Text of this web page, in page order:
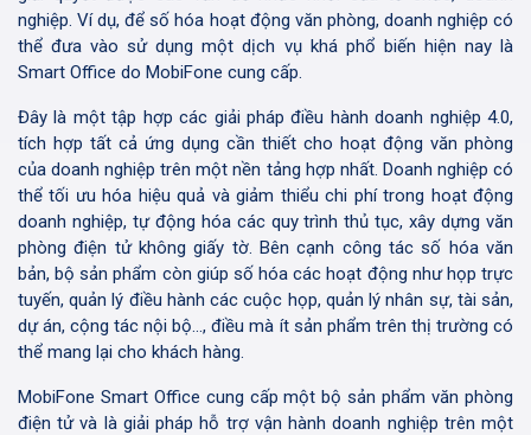
nghiệp. Ví dụ, để số hóa hoạt động văn phòng, doanh nghiệp có
thể đưa vào sử dụng một dịch vụ khá phổ biến hiện nay là
Smart Office do MobiFone cung cấp.
Đây là một tập hợp các giải pháp điều hành doanh nghiệp 4.0,
tích hợp tất cả ứng dụng cần thiết cho hoạt động văn phòng
của doanh nghiệp trên một nền tảng hợp nhất. Doanh nghiệp có
thể tối ưu hóa hiệu quả và giảm thiểu chi phí trong hoạt động
doanh nghiệp, tự động hóa các quy trình thủ tục, xây dựng văn
phòng điện tử không giấy tờ. Bên cạnh công tác số hóa văn
bản, bộ sản phẩm còn giúp số hóa các hoạt động như họp trực
tuyến, quản lý điều hành các cuộc họp, quản lý nhân sự, tài sản,
dự án, cộng tác nội bộ…, điều mà ít sản phẩm trên thị trường có
thể mang lại cho khách hàng.
MobiFone Smart Office cung cấp một bộ sản phẩm văn phòng
điện tử và là giải pháp hỗ trợ vận hành doanh nghiệp trên một